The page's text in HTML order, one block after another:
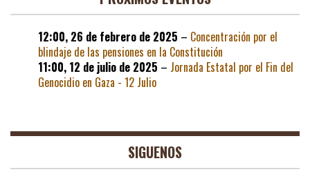
12:00, 26 de febrero de 2025 – Concentración por el
blindaje de las pensiones en la Constitución
11:00, 12 de julio de 2025 – Jornada Estatal por el Fin del
Genocidio en Gaza - 12 Julio
SIGUENOS